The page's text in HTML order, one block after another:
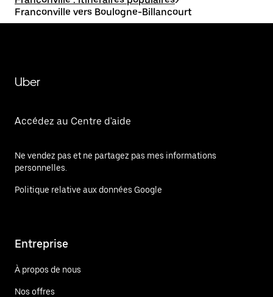
Franconville vers Boulogne-Billancourt
Uber
Accédez au Centre d'aide
Ne vendez pas et ne partagez pas mes informations
personnelles.
Politique relative aux données Google
Entreprise
À propos de nous
Nos offres